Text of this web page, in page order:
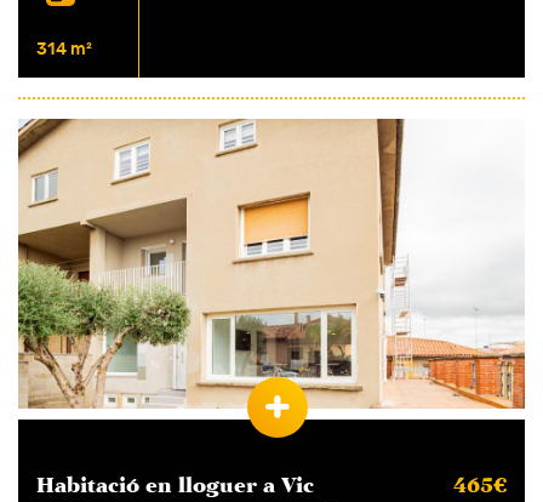
Moblat
3 vents
314 m²
Habitació en lloguer a Vic 465€